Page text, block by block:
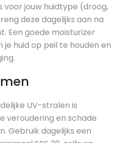
voor jouw huidtype (droog,
deze dagelijks aan na
Een goede moisturizer
huid op peil te houden en
UV-stralen is
veroudering en schade
Gebruik dagelijks een